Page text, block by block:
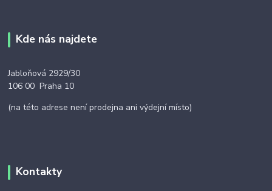
Kde nás najdete
Jabloňová 2929/30
106 00 Praha 10
(na této adrese není prodejna ani výdejní místo)
Kontakty